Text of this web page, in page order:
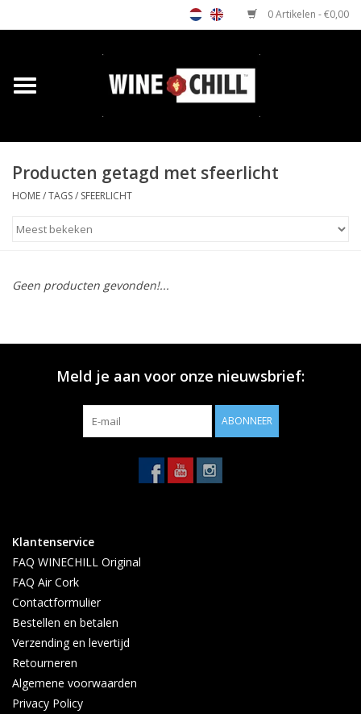
0 Artikelen - €0,00
Home
Relatiegeschenken
Producten getagd met sfeerlicht
HOME/TAGS/ SFEERLICHT
Geen producten gevonden!...
Meld je aan voor onze nieuwsbrief:
ABONNEER
Klantenservice
FAQ WINECHILL Original
FAQ Air Cork
Contactformulier
Bestellen en betalen
Verzending en levertijd
Retourneren
Algemene voorwaarden
Privacy Policy